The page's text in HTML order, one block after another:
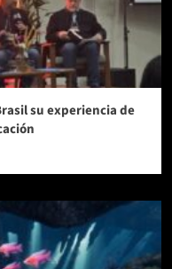
su experiencia de